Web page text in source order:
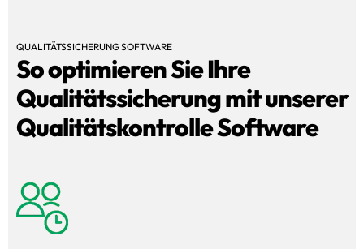
QUALITÄTSSICHERUNG SOFTWARE
So optimieren Sie Ihre
Qualitätssicherung mit unserer
Qualitätskontrolle Software